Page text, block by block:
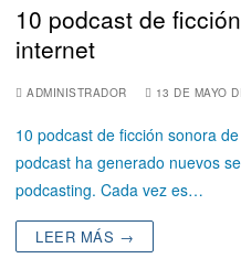
10 podcast de
internet
ADMINISTRADOR 13 DE MAYO
10 podcast de ficción sonora
podcast ha generado nuevos
podcasting. Cada vez es…
LEER MÁS →